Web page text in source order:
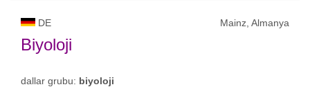
DE Mainz, Almanya
Biyoloji
dallar grubu: biyoloji